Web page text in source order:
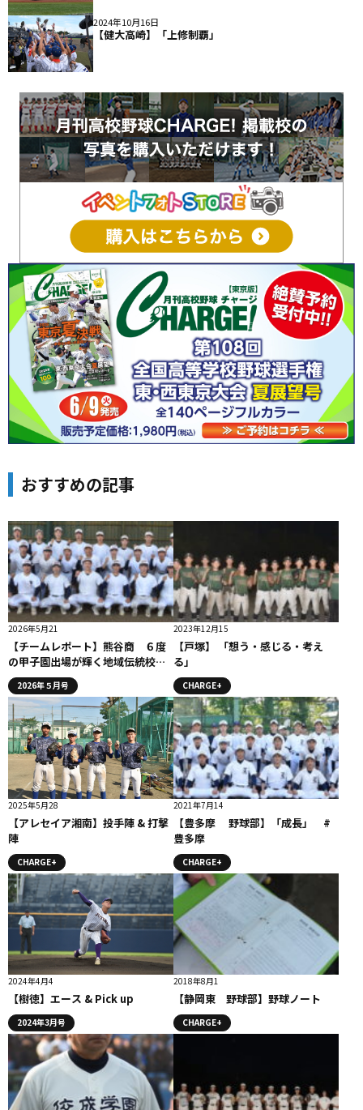
2024年10月16日
【健大高崎】「上修制覇」
おすすめの記事
2026年5月21
【チームレポート】熊谷商 ６度
の甲子園出場が輝く地域伝統校。
創部80年の節目に甲子園へ
2026年５月号
2023年12月15
【戸塚】 「想う・感じる・考え
る」
CHARGE+
2025年5月28
【アレセイア湘南】投手陣 & 打撃
陣
CHARGE+
2021年7月14
【豊多摩 野球部】「成長」 #
豊多摩
CHARGE+
2024年4月4
【樹徳】エース & Pick up
2024年3月号
2018年8月1
【静岡東 野球部】野球ノート
CHARGE+